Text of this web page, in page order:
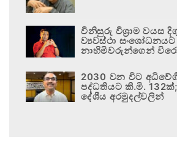
විනිසුරු විශ්‍රාම වයස
ව්‍යවස්ථා සංශෝධනයට
නාහිමිවරුන්ගෙන්
2030 වන විට
පද්ධතියට කි.මී.
දේශීය අරමුදල්වලින්